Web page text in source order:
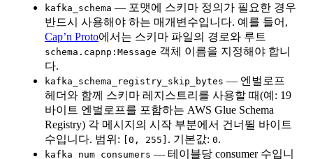
kafka_schema — 포맷에 스키마 정의가 필요한 경우
반드시 사용해야 하는 매개변수입니다. 예를 들어,
Cap’n Proto에서는 스키마 파일의 경로와 루트
schema.capnp:Message 객체 이름을 지정해야 합니
다.
kafka_schema_registry_skip_bytes — 엔벌로프
헤더와 함께 스키마 레지스트리를 사용할 때(예: 19
바이트 엔벌로프를 포함하는 AWS Glue Schema
Registry) 각 메시지의 시작 부분에서 건너뛸 바이트
수입니다. 범위:
[0, 255] . 기본값: 0.
kafka_num_consumers — 테이블당 consumer 수입니